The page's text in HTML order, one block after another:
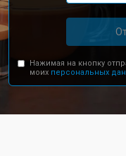
Нажимая на кнопку
моих персональных